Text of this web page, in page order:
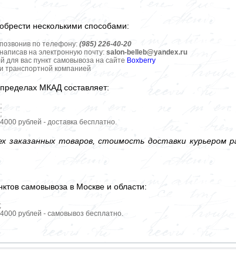
несколькими способами:
по телефону: (985) 226-40-20
на электронную почту: salon-belleb@yandex.ru
для вас пункт самовывоза на сайте Boxberry
транспортной компанией
МКАД составляет:
рублей - доставка бесплатно.
товаров, стоимость доставки курьером
самовывоза в Москве и области:
рублей - самовывоз бесплатно.